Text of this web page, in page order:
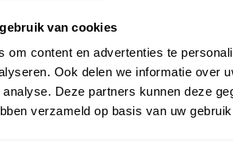
van cookies
om content en advertenties te
Ook delen we informatie over
Deze partners kunnen deze
verzameld op basis van uw